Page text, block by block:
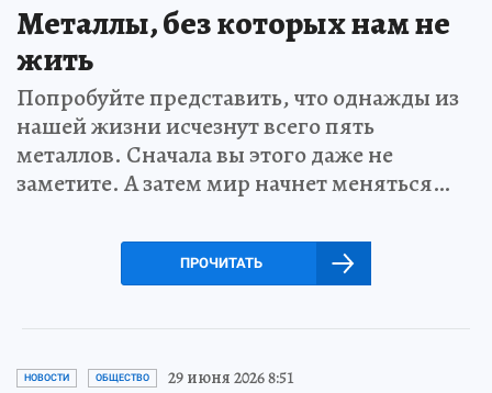
Металлы, без которых нам не
жить
Попробуйте представить, что однажды из
нашей жизни исчезнут всего пять
металлов. Сначала вы этого даже не
заметите. А затем мир начнет меняться…
ПРОЧИТАТЬ
НОВОСТИ ОБЩЕСТВО 29 июня 2026 8:51